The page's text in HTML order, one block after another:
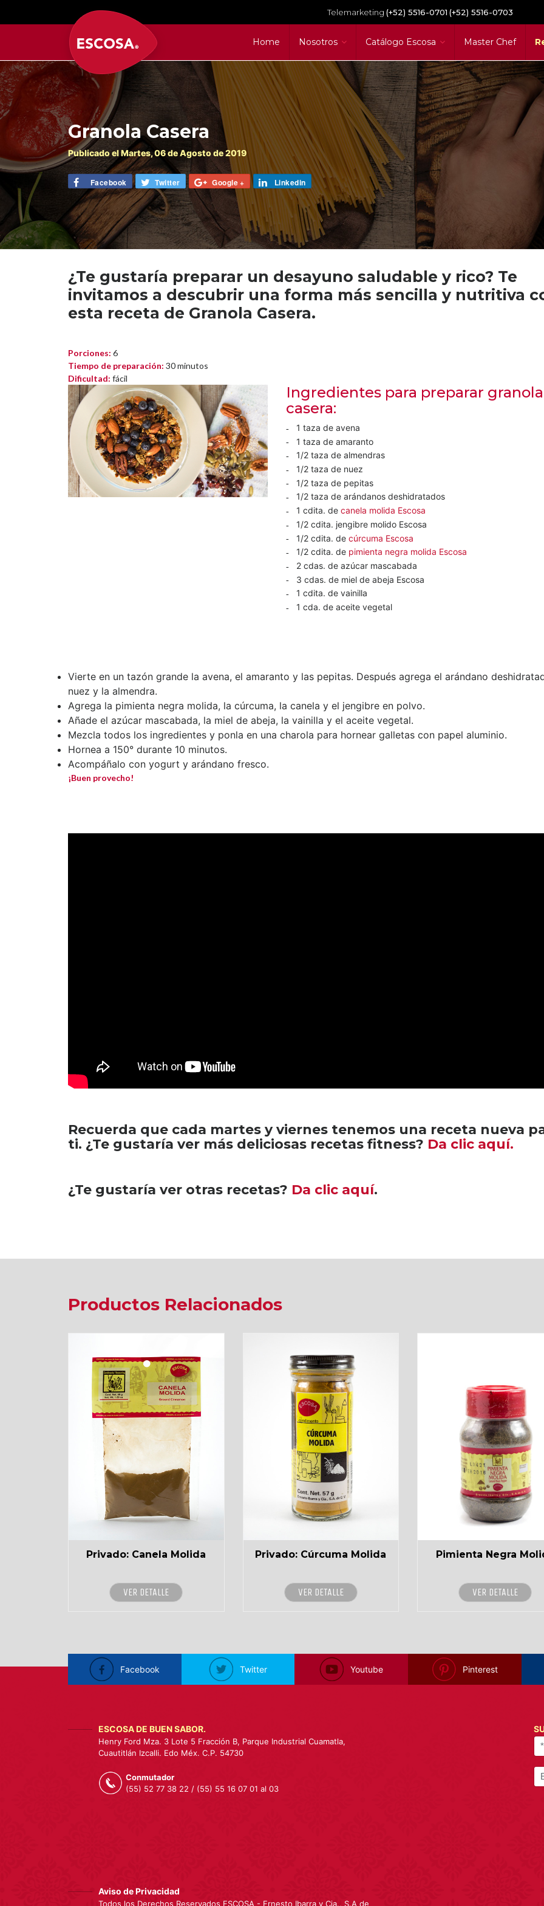
Telemarketing (+52) 5516-0701 (+52) 5516-0703
Home Nosotros Catálogo Escosa Master Chef
Granola Casera
Publicado elMartes, 06 deAgostode 2019
Facebook Twitter Google + Linkedin
¿Te gustaría preparar un desayuno saludable y rico? Te
invitamos a descubrir una forma más sencilla y nutritiva
esta receta de Granola Casera.
Porciones: 6
Tiempo de preparación: 30 minutos
Dificultad: fácil
Ingredientes para preparar granola
casera:
1 taza de avena
1 taza de amaranto
1/2 taza de almendras
1/2 taza de nuez
1/2 taza de pepitas
1/2 taza de arándanos deshidratados
1 cdita. decanela molida Escosa
1/2 cdita. jengibre molido Escosa
1/2 cdita. decúrcuma Escosa
1/2 cdita. de pimienta negra molida Escosa
2 cdas. de azúcar mascabada
3 cdas. de miel de abeja Escosa
1 cdita. de vainilla
1 cda. de aceite vegetal
Vierte en un tazón grande la avena, el amaranto y las pepitas. Después agrega el arándano
nuez y la almendra.
Agrega la pimienta negra molida, la cúrcuma, la canela y el jengibre en polvo.
Añade el azúcar mascabada, la miel de abeja, la vainilla y el aceite vegetal.
Mezcla todos los ingredientes y ponla en una charola para hornear galletas con papel aluminio.
Hornea a 150° durante 10 minutos.
Acompáñalo con yogurt y arándano fresco.
¡Buen provecho!
Recuerda que cada martes y viernes tenemos una receta nueva
ti. ¿Te gustaría ver más deliciosas recetas fitness? Da clic aquí.
¿Te gustaría ver otras recetas? Da clic aquí.
Productos Relacionados
Privado: Canela Molida
VER DETALLE
Privado: Cúrcuma Molida
VER DETALLE
Pimienta Negra
VER DETALLE
Facebook Twitter Youtube Pinterest
ESCOSA DE BUEN SABOR.
Henry Ford Mza. 3 Lote 5 Fracción B, Parque Industrial Cuamatla,
Cuautitlán Izcalli. Edo Méx. C.P. 54730
Conmutador
(55) 52 77 38 22 / (55) 55 16 07 01 al 03
Aviso de Privacidad
Todos los Derechos Reservados ESCOSA - Ernesto Ibarra y Cia., S.A de